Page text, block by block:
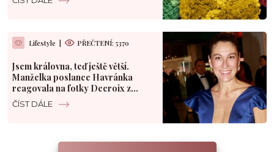
Lifestyle | PŘEČTENÍ: 5370
Jsem královna, teď ještě větší.
Manželka poslance Havránka
reagovala na fotky Decroix z
polského hotelu
ČÍST DÁLE